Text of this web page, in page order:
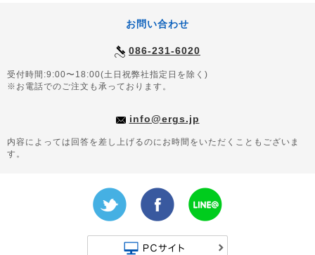
お問い合わせ
086-231-6020
受付時間:9:00〜18:00(土日祝弊社指定日を除く)
※お電話でのご注文も承っております。
info@ergs.jp
内容によっては回答を差し上げるのにお時間をいただくこともございま
す。